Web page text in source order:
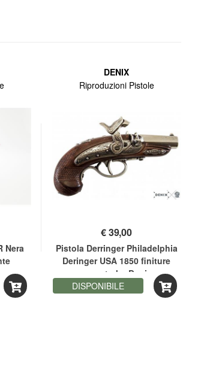
Nera
DENIX
Riproduzioni Pistole
€39,00
Pistola Derringer Philadelphia
Deringer USA 1850 finiture
argento by Denix
DISPONIBILE